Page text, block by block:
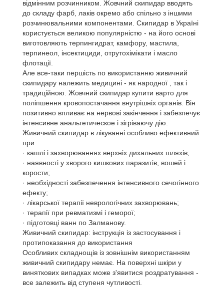
відмінним розчинником. Жовчний скипидар вводять
до складу фарб, лаків окремо або спільно з іншими
розчинювальними компонентами. Скипидар в Україні
користується великою популярністю - на його основі
виготовляють терпингидрат, камфору, мастила,
терпинеол, інсектициди, отрутохімікати і масло
флотації.
Але все-таки першість по використанню живичний
скипидару належить медицині - як народної , так і
традиційною. Жовчний скипидар купити варто для
поліпшення кровопостачання внутрішніх органів. Він
позитивно впливає на нервові закінчення і забезпечує
інтенсивне анальгетическое і зігріваючу дію.
Живичний скипидар в лікуванні особливо ефективний
при:
· кашлі і захворюваннях верхніх дихальних шляхів;
· наявності у хворого кишкових паразитів, вошей і
корости;
· необхідності забезпечення інтенсивного сечогінного
ефекту;
· лікарської терапії неврологічних захворювань;
· терапії при ревматизмі і геморої;
· підготовці ванн по Залманову.
Живичний скипидар: інструкція із застосування і
протипоказання до використання
Особливих складнощів із зовнішнім використанням
живичний скипидару немає. На поверхні шкіри у
виняткових випадках може з'явитися роздратування -
все залежить від ступеня чутливості.